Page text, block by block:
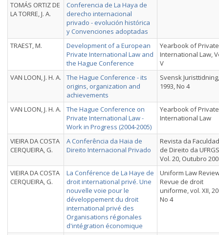
TOMÁS ORTIZ DE
LA TORRE, J. A.
Conferencia de La Haya de
derecho internacional
privado - evolución histórica
y Convenciones adoptadas
TRAEST, M.
Development of a European
Private International Law and
the Hague Conference
Yearbook of Private
International Law,
V
VAN LOON, J. H. A.
The Hague Conference - its
origins, organization and
achievements
Svensk Juristtidning,
1993, No 4
VAN LOON, J. H. A.
The Hague Conference on
Private International Law -
Work in Progress (2004-2005)
Yearbook of Private
International Law
VIEIRA DA COSTA
CERQUEIRA, G.
A Conferência da Haia de
Direito Internacional Privado
Revista da
de Direito da
Vol. 20, Outubro
VIEIRA DA COSTA
CERQUEIRA, G.
La Conférence de La Haye de
droit international privé. Une
nouvelle voie pour le
développement du droit
international privé des
Organisations régionales
d'intégration économique
Uniform Law
Revue de droit
uniforme, vol. XII,
No 4